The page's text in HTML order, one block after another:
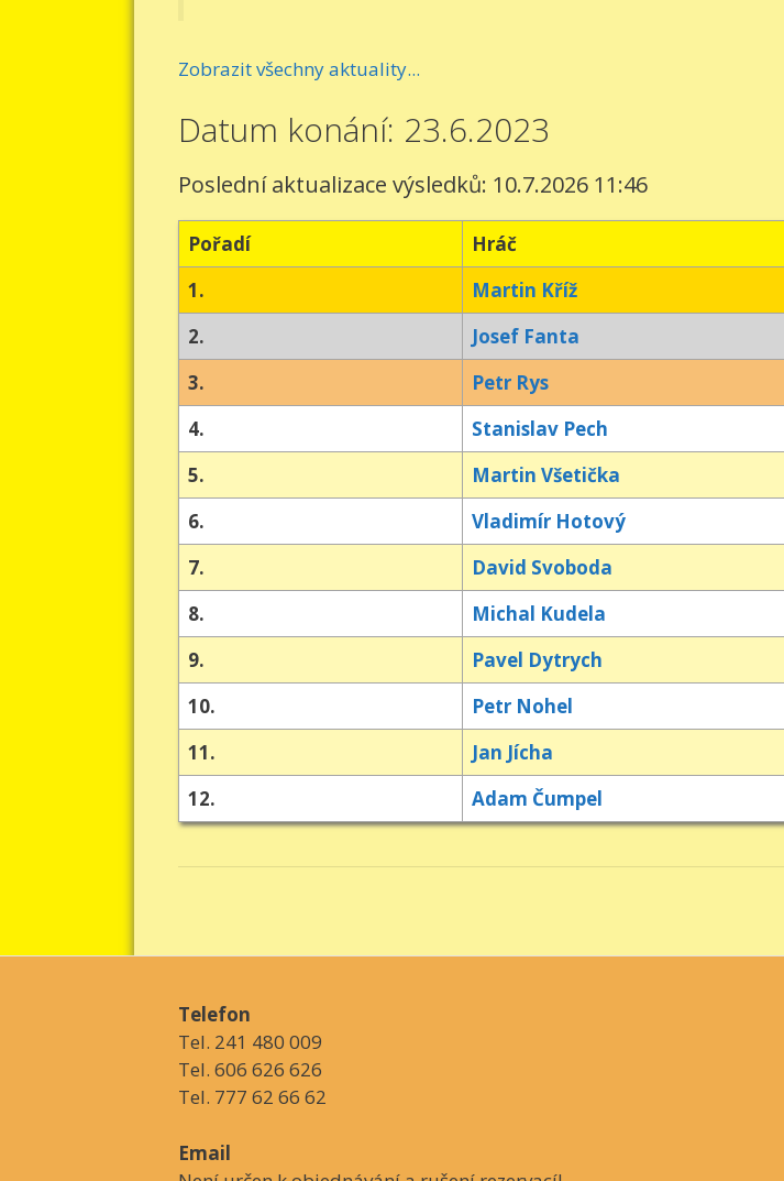
Zobrazit všechny aktuality...
Datum konání: 23.6.2023
Poslední aktualizace výsledků: 10.7.2026 11:46
Pořadí Hráč
1.
Martin Kříž
2.
Josef Fanta
3.
Petr Rys
4.
Stanislav Pech
5.
Martin Všetička
6.
Vladimír Hotový
7.
David Svoboda
8.
Michal Kudela
9.
Pavel Dytrych
10.
Petr Nohel
11.
Jan Jícha
12.
Adam Čumpel
Telefon
Tel. 241 480 009
Tel. 606 626 626
Tel. 777 62 66 62
Email